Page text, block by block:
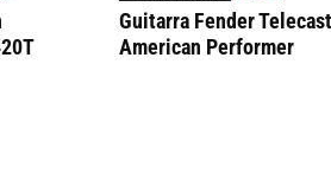
Guitarra Fender
American Performer